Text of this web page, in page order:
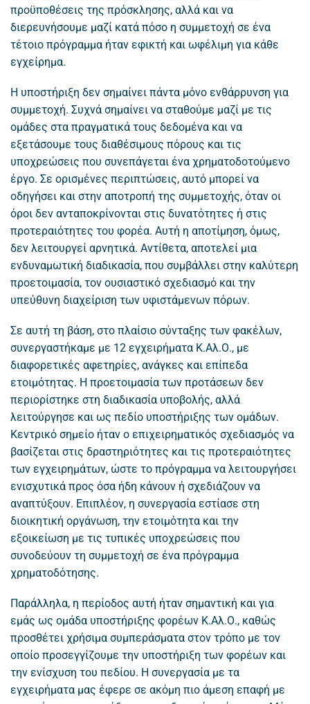
προϋποθέσεις της πρόσκλησης, αλλά και να
διερευνήσουμε μαζί κατά πόσο η συμμετοχή σε ένα
τέτοιο πρόγραμμα ήταν εφικτή και ωφέλιμη για κάθε
εγχείρημα.
Η υποστήριξη δεν σημαίνει πάντα μόνο ενθάρρυνση για
συμμετοχή. Συχνά σημαίνει να σταθούμε μαζί με τις
ομάδες στα πραγματικά τους δεδομένα και να
εξετάσουμε τους διαθέσιμους πόρους και τις
υποχρεώσεις που συνεπάγεται ένα χρηματοδοτούμενο
έργο. Σε ορισμένες περιπτώσεις, αυτό μπορεί να
οδηγήσει και στην αποτροπή της συμμετοχής, όταν οι
όροι δεν ανταποκρίνονται στις δυνατότητες ή στις
προτεραιότητες του φορέα. Αυτή η αποτίμηση, όμως,
δεν λειτουργεί αρνητικά. Αντίθετα, αποτελεί μια
ενδυναμωτική διαδικασία, που συμβάλλει στην καλύτερη
προετοιμασία, τον ουσιαστικό σχεδιασμό και την
υπεύθυνη διαχείριση των υφιστάμενων πόρων.
Σε αυτή τη βάση, στο πλαίσιο σύνταξης των φακέλων,
συνεργαστήκαμε με 12 εγχειρήματα Κ.Αλ.Ο., με
διαφορετικές αφετηρίες, ανάγκες και επίπεδα
ετοιμότητας. Η προετοιμασία των προτάσεων δεν
περιορίστηκε στη διαδικασία υποβολής, αλλά
λειτούργησε και ως πεδίο υποστήριξης των ομάδων.
Κεντρικό σημείο ήταν ο επιχειρηματικός σχεδιασμός να
βασίζεται στις δραστηριότητες και τις προτεραιότητες
των εγχειρημάτων, ώστε το πρόγραμμα να λειτουργήσει
ενισχυτικά προς όσα ήδη κάνουν ή σχεδιάζουν να
αναπτύξουν. Επιπλέον, η συνεργασία εστίασε στη
διοικητική οργάνωση, την ετοιμότητα και την
εξοικείωση με τις τυπικές υποχρεώσεις που
συνοδεύουν τη συμμετοχή σε ένα πρόγραμμα
χρηματοδότησης.
Παράλληλα, η περίοδος αυτή ήταν σημαντική και για
εμάς ως ομάδα υποστήριξης φορέων Κ.Αλ.Ο., καθώς
προσθέτει χρήσιμα συμπεράσματα στον τρόπο με τον
οποίο προσεγγίζουμε την υποστήριξη των φορέων και
την ενίσχυση του πεδίου. Η συνεργασία με τα
εγχειρήματα μας έφερε σε ακόμη πιο άμεση επαφή με